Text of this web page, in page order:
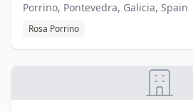
Porrino, Pontevedra, Galicia, Spain
Rosa Porrino